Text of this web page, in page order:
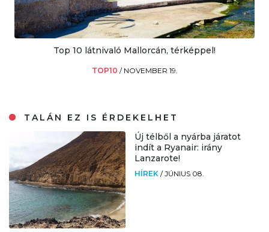
Top 10 látnivaló Mallorcán, térképpel!
TOP10 / NOVEMBER 19.
TALÁN EZ IS ÉRDEKELHET
Új télből a nyárba járatot
indít a Ryanair: irány
Lanzarote!
HÍREK /JÚNIUS 08.